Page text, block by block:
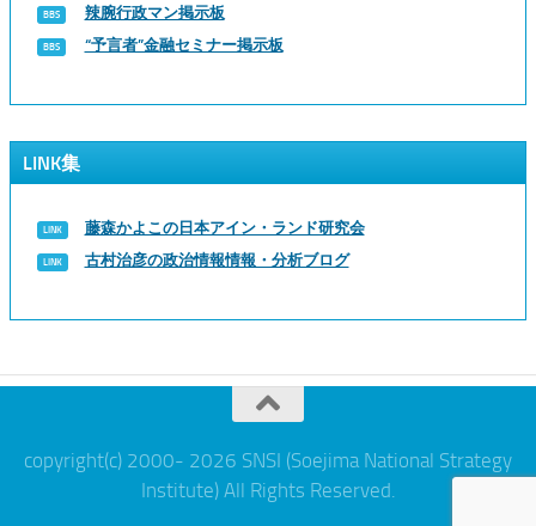
辣腕行政マン掲示板
“予言者”金融セミナー掲示板
LINK集
藤森かよこの日本アイン・ランド研究会
古村治彦の政治情報情報・分析ブログ
copyright(c) 2000- 2026 SNSI (Soejima National Strategy
Institute) All Rights Reserved.